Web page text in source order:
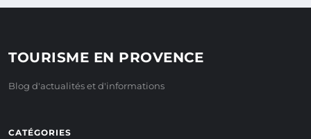
TOURISME EN PROVENCE
Blog d'actualités et d'informations
CATÉGORIES